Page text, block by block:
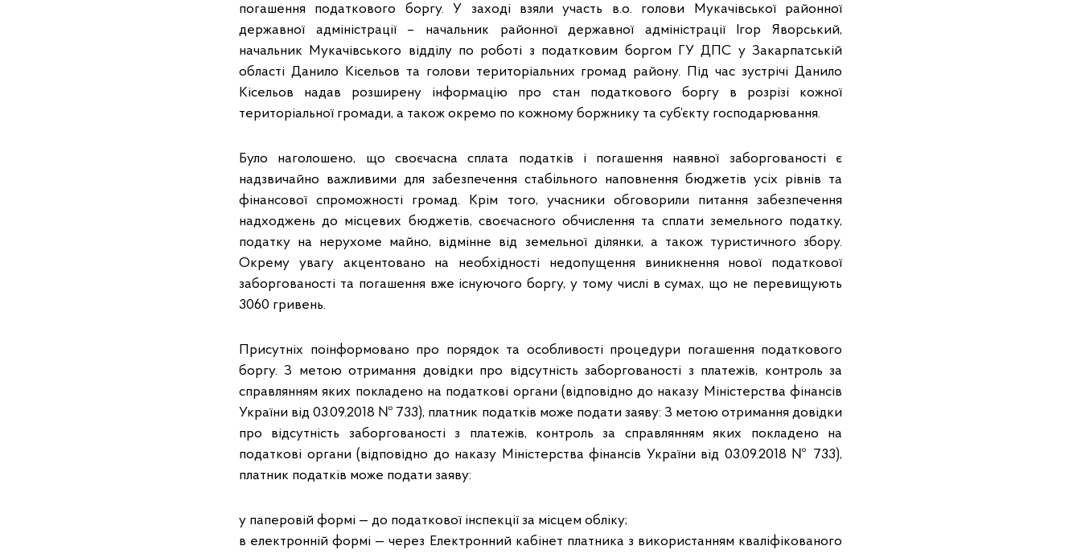
погашення податкового боргу. У заході взяли участь в.о. голови Мукачівської районної
державної адміністрації – начальник районної державної адміністрації Ігор Яворський,
начальник Мукачівського відділу по роботі з податковим боргом ГУ ДПС у Закарпатській
області Данило Кісельов та голови територіальних громад району. Під час зустрічі Данило
Кісельов надав розширену інформацію про стан податкового боргу в розрізі кожної
територіальної громади, а також окремо по кожному боржнику та суб’єкту господарювання.
Було наголошено, що своєчасна сплата податків і погашення наявної заборгованості є
надзвичайно важливими для забезпечення стабільного наповнення бюджетів усіх рівнів та
фінансової спроможності громад. Крім того, учасники обговорили питання забезпечення
надходжень до місцевих бюджетів, своєчасного обчислення та сплати земельного податку,
податку на нерухоме майно, відмінне від земельної ділянки, а також туристичного збору.
Окрему увагу акцентовано на необхідності недопущення виникнення нової податкової
заборгованості та погашення вже існуючого боргу, у тому числі в сумах, що не перевищують
3060 гривень.
Присутніх поінформовано про порядок та особливості процедури погашення податкового
боргу. З метою отримання довідки про відсутність заборгованості з платежів, контроль за
справлянням яких покладено на податкові органи (відповідно до наказу Міністерства фінансів
України від 03.09.2018 № 733), платник податків може подати заяву: З метою отримання довідки
про відсутність заборгованості з платежів, контроль за справлянням яких покладено на
податкові органи (відповідно до наказу Міністерства фінансів України від 03.09.2018 № 733),
платник податків може подати заяву:
у паперовій формі — до податкової інспекції за місцем обліку;
в електронній формі — через Електронний кабінет платника з використанням кваліфікованого